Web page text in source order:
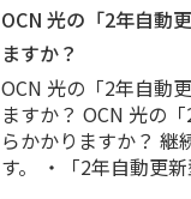
OCN 光の「2年自動
ますか？
OCN 光の「2年自動
ますか？ OCN 光の
らかかりますか？ 継
す。 ・「2年自動更